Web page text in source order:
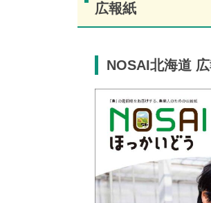
広報紙
NOSAI北海道